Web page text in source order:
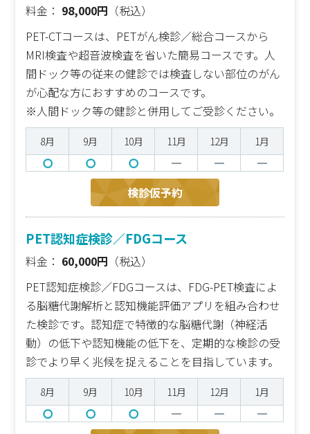
料金： 98,000円 （税込）
PET-CTコースは、PETがん検診／総合コースから
MRI検査や超音波検査を省いた簡易コースです。人
間ドック等の従来の健診では検査しない部位のがん
が心配な方におすすめのコースです。
※人間ドック等の健診と併用してご受診ください。
8月 9月 10月 11月 12月 1月
検診仮予約
PET認知症検診／FDGコース
料金： 60,000円 （税込）
PET認知症検診／FDGコースは、FDG-PET検査によ
る脳糖代謝解析と認知機能評価アプリを組み合わせ
た検診です。認知症で特徴的な脳糖代謝（神経活
動）の低下や認知機能の低下を、定期的な検診の受
診でより早く兆候を捉えることを目指しています。
8月 9月 10月 11月 12月 1月